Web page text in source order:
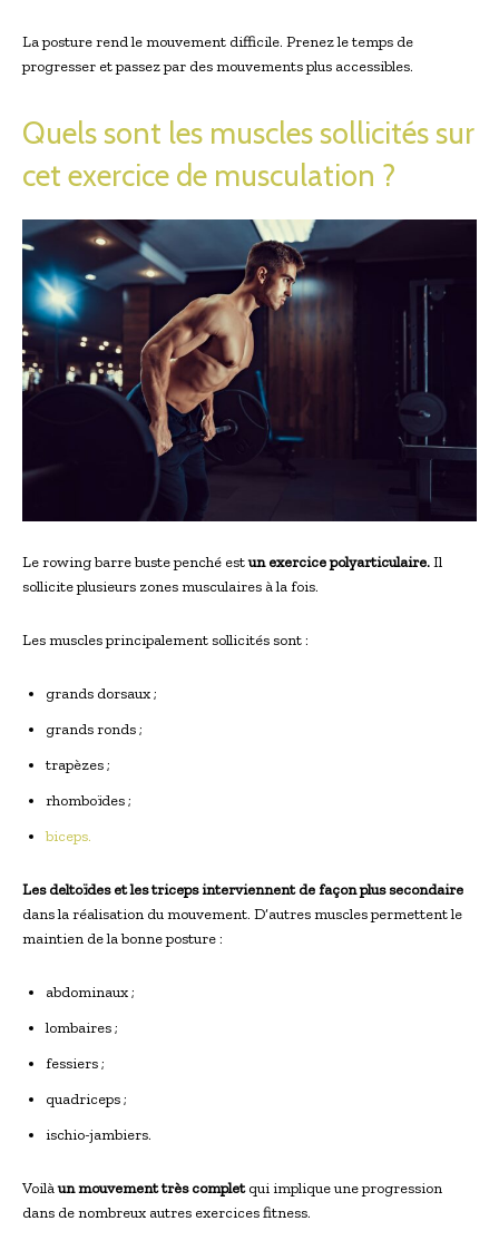
La posture rend le mouvement difficile. Prenez le temps de
progresser et passez par des mouvements plus accessibles.
Quels sont les muscles sollicités sur
cet exercice de musculation ?
Le rowing barre buste penché estun exercice polyarticulaire.Il
sollicite plusieurs zones musculaires à la fois.
Les muscles principalement sollicités sont :
grands dorsaux ;
grands ronds ;
trapèzes ;
rhomboïdes ;
biceps.
Les deltoïdes et les triceps interviennent de façon plus secondaire
dans la réalisation du mouvement. D’autres muscles permettent le
maintien de la bonne posture :
abdominaux ;
lombaires ;
fessiers ;
quadriceps ;
ischio-jambiers.
Voilàun mouvement très completqui implique une progression
dans de nombreux autres exercices fitness.